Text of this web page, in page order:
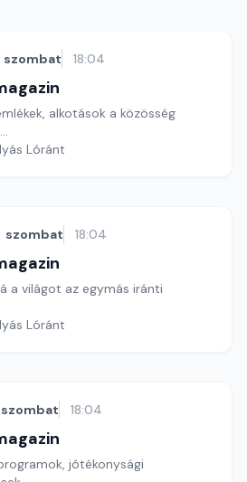
szombat 18:04
alkotások a közösség
Lóránt
szombat 18:04
a világot az egymás iránti
Lóránt
szombat 18:04
jótékonysági